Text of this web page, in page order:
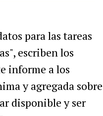
para las tareas
escriben los
informe a los
y agregada sobre
disponible y ser